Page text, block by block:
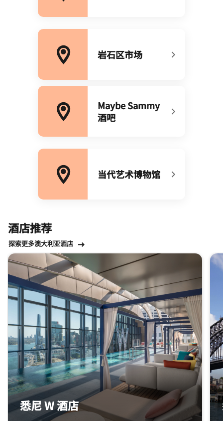
岩石区市场
打开新窗口
Maybe Sammy
酒吧
打开新窗口
当代艺术博物馆
打开新窗口
酒店推荐
跳过 酒店推荐 轮播 使用 5 张卡。
探索更多澳大利亚酒店
悉尼 W 酒店